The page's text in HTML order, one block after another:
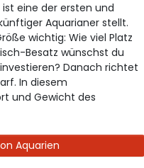
eine der ersten und
Aquarianer stellt.
wichtig: Wie viel Platz
Besatz wünschst du
Danach richtet
In diesem
und Gewicht des
Aquarien